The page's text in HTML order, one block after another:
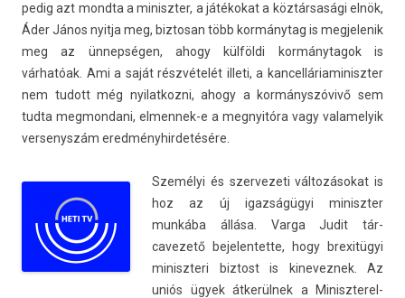
pedig azt mondta a miniszt­er, a játékokat a köztársasági elnök,
Áder János nyit­ja meg, bi­ztosan több kormánytag is meg­jelenik
meg az ünnepségen, ahogy külföldi kor­mánytagok is
várhatóak. Ami a saját részvételét il­leti, a kan­celláriaminiszt­er
nem tudott még nyilat­kozni, ahogy a kormányszóvivő sem
tudta meg­mondani, elmennek-e a meg­nyitóra vagy valamelyik
ver­senys­zám ered­ményhir­detésére.
Személyi és szer­vezeti változásokat is
hoz az új igazságügyi miniszt­er
munkába állása. Varga Judit tár­
cavezető be­jelen­tette, hogy brexitügyi
miniszteri bi­ztost is kinevez­nek. Az
uniós ügyek átkerülnek a Miniszterel­